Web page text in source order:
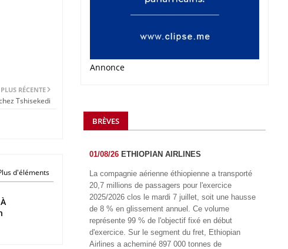
PLUS RÉCENTE
Tshisekedi
d'éléments
Annonce
BRÈVES
01/08/26 ETHIOPIAN AIRLINES
La compagnie aérienne éthiopienne a transporté
20,7 millions de passagers pour l'exercice
2025/2026 clos le mardi 7 juillet, soit une hausse
de 8 % en glissement annuel. Ce volume
représente 99 % de l'objectif fixé en début
d'exercice. Sur le segment du fret, Ethiopian
Airlines a acheminé 897 000 tonnes de